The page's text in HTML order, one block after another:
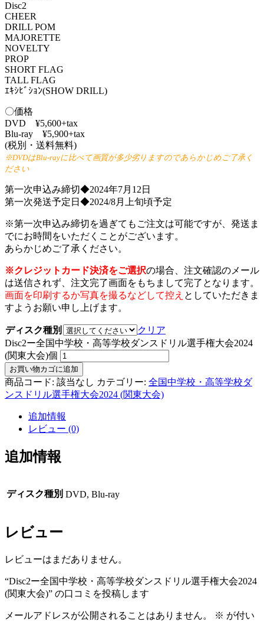
Disc2
CHEER
DRILL POM
MAJORETTE
NOVELTY
PROP
SHORT FLAG
TALL FLAG
ｴｷｼﾋﾞｼｮﾝ(SHOW DRILL)
〇価格
DVD ¥5,600+tax
Blu-ray ¥5,900+tax
(税別・送料無料)
※DVDはBlu-rayに比べて画質が多少劣りますのであらかじめご了承く
ださい
第一次申込み締切◆2024年7月12日
第一次発送予定日◆2024/8月上旬頃予定
※第一次申込み締切を過ぎてもご注文は可能ですが、発送ま
でにお時間をいただくことがございます。
あらかじめご了承ください。
※クレジットカード決済をご選択の場合、注文確認のメール
は送信されず、注文完了画面をもちまして完了となります。
画面を印刷するか写真を撮るなどして控え としていただきま
すようお願い申し上げます。
ディスク種別
クリア
Disc2ー全国中学校・高等学校ダンスドリル選手権大会2024
(関東大会)個
お買い物カゴに追加
商品コード: 該当なし カテゴリー: 全国中学校・高等学校ダ
ンスドリル選手権大会2024 (関東大会)
追加情報
レビュー (0)
追加情報
ディスク種別 DVD, Blu-ray
レビュー
レビューはまだありません。
“Disc2ー全国中学校・高等学校ダンスドリル選手権大会2024
(関東大会)” の口コミを投稿します
メールアドレスが公開されることはありません。 ※ が付い